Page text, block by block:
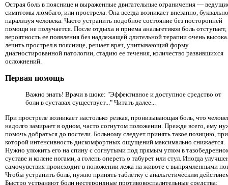
Острая боль в пояснице и выраженные двигательные ограничения ―
симптомы люмбаго, или прострела. Она всегда возникает внезапно, буквально
парализуя человека. Часто устранить подобное состояние без посторонней
помощи не получается. После отдыха и приема анальгетиков боль
вероятность ее появления без надлежащей длительной терапии очень
лечить прострел в пояснице, решает врач, учитывающий форму
диагностированной патологии, стадию ее течения, количество развившихся
осложнений.
Первая помощь
Важно знать! Врачи в шоке: "Эффективное и доступное средство от
боли в суставах существует..." Читать далее...
При простреле возникает настолько резкая, пронизывающая боль, что
надолго замирает в одном, часто согнутом положении. Прежде всего, ему
помочь добраться до постели. Больному следует принять такое позицию, при
которой интенсивность дискомфортных ощущений максимально снижается.
Нужно уложить его на спину с согнутыми под прямым углом в
суставе и колене ногами, а голень опереть о табурет или стул. Иногда
самочувствия происходит в положении лежа на животе с выпрямленными
Чтобы устранить боль, нужно принять таблетку с анальгетическим
Быстро устраняют боли нестероидные противовоспалительные средства: